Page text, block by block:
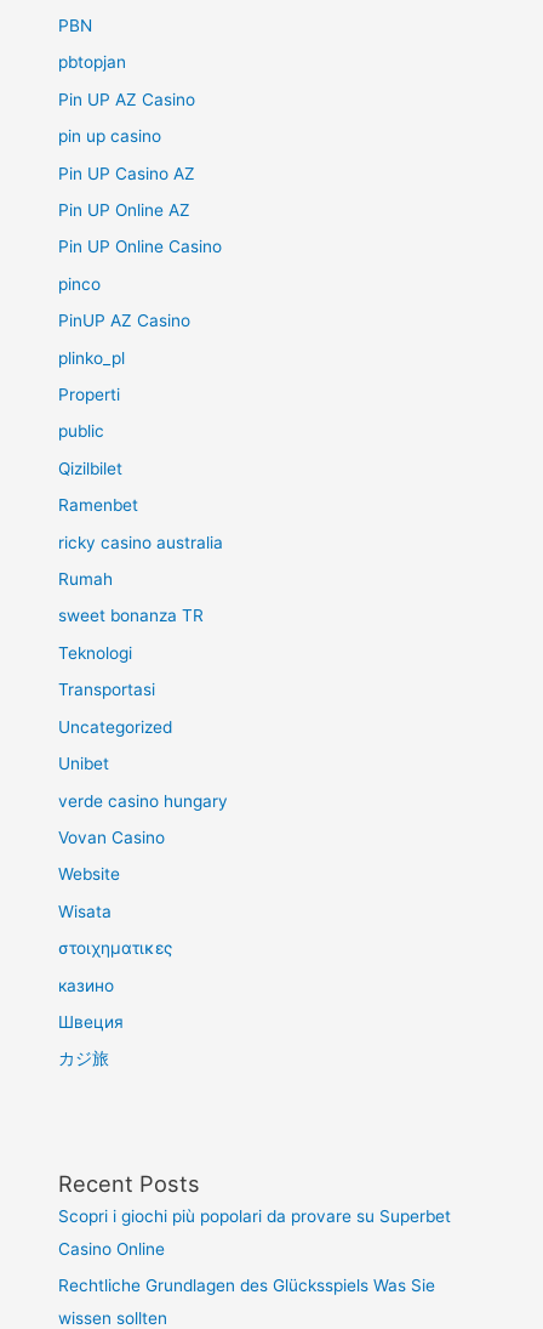
PBN
pbtopjan
Pin UP AZ Casino
pin up casino
Pin UP Casino AZ
Pin UP Online AZ
Pin UP Online Casino
pinco
PinUP AZ Casino
plinko_pl
Properti
public
Qizilbilet
Ramenbet
ricky casino australia
Rumah
sweet bonanza TR
Teknologi
Transportasi
Uncategorized
Unibet
verde casino hungary
Vovan Casino
Website
Wisata
στοιχηματικες
казино
Швеция
カジ旅
Recent Posts
Scopri i giochi più popolari da provare su Superbet
Casino Online
Rechtliche Grundlagen des Glücksspiels Was Sie
wissen sollten